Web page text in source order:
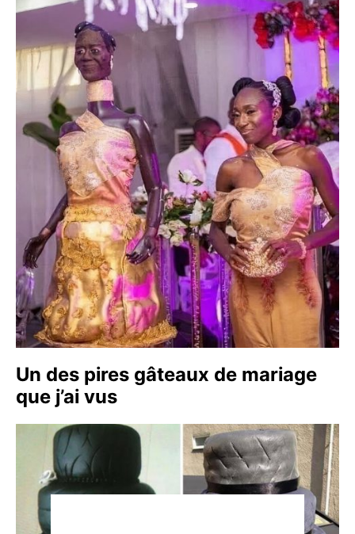
Un des pires gâteaux de mariage
que j’ai vus